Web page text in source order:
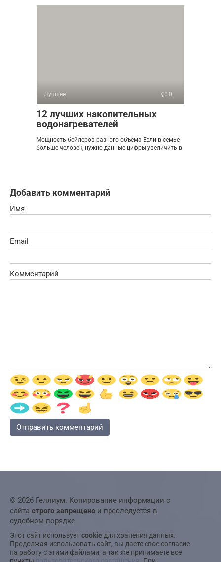
Лучшее 0
12 лучших накопительных
водонагревателей
Мощность бойлеров разного объема Если в семье
больше человек, нужно данные цифры увеличить в
Добавить комментарий
Имя
Email
Комментарий
© 2026 Геллиум. Копирование информации с
сайта строго запрещено и преследуется в
судебном порядке
Этот сайт используетcookie для хранения данных.
Продолжая использовать сайт, вы даете свое согласие
на работу с этими файлами, а так же принимаете все
пункты
. При